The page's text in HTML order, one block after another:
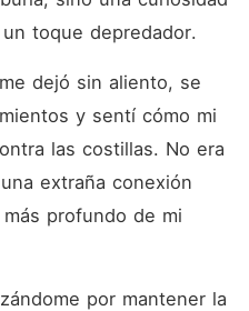
toque depredador.
dejó sin aliento, se
y sentí cómo mi
las costillas. No era
extraña conexión
profundo de mi
por mantener la